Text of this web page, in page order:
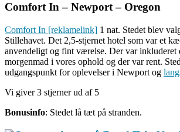
Comfort In – Newport – Oregon
Comfort In [reklamelink] 1 nat. Stedet blev
Stillehavet. Det 2,5-stjernet hotel som var et
anvendeligt og fint værelse. Der var inkluderet
morgenmad i vores ophold og der var rent.
udgangspunkt for oplevelser i Newport og
Vi giver 3 stjerner ud af 5
Bonusinfo: Stedet lå tæt på stranden.